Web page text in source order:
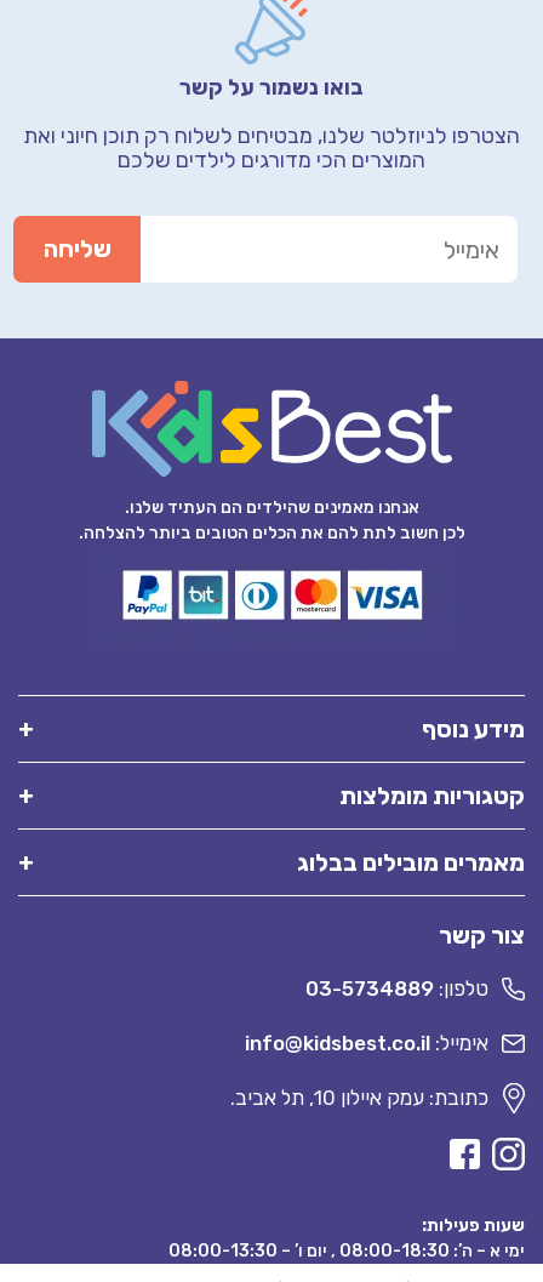
בואו נשמור על קשר
הצטרפו לניוזלטר שלנו, מבטיחים לשלוח רק תוכן חיוני ואת
המוצרים הכי מדורגים לילדים שלכם
אנחנו מאמינים שהילדים הם העתיד שלנו.
לכן חשוב לתת להם את הכלים הטובים ביותר להצלחה.
מידע נוסף
קטגוריות מומלצות
מאמרים מובילים בבלוג
צור קשר
טלפון: 03-5734889
אימייל: info@kidsbest.co.il
כתובת: עמק איילון 10, תל אביב.
שעות פעילות:
ימי א – ה’: 08:00-18:30 , יום ו’ – 08:00-13:30